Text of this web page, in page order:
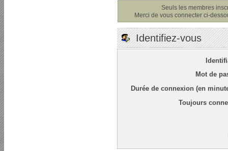
Seuls les membres
Merci de vous connecter ci-
Identifiez-vous
Mot de
Durée de connexion (en
Toujours